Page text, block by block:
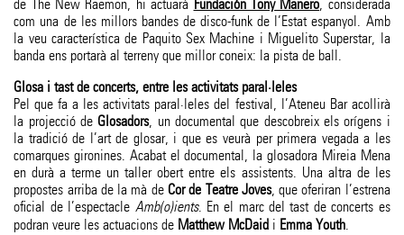
de The New Raemon, hi actuarà Fundación Tony Manero, considerada
com una de les millors bandes de disco-funk de l’Estat espanyol. Amb
la veu característica de Paquito Sex Machine i Miguelito Superstar, la
banda ens portarà al terreny que millor coneix: la pista de ball.
Glosa i tast de concerts, entre les activitats paral·leles
Pel que fa a les activitats paral·leles del festival, l’Ateneu Bar acollirà
la projecció de Glosadors, un documental que descobreix els orígens i
la tradició de l’art de glosar, i que es veurà per primera vegada a les
comarques gironines. Acabat el documental, la glosadora Mireia Mena
en durà a terme un taller obert entre els assistents. Una altra de les
propostes arriba de la mà de Cor de Teatre Joves, que oferiran l’estrena
oficial de l’espectacle Amb(o)ients. En el marc del tast de concerts es
podran veure les actuacions de Matthew McDaid i Emma Youth.